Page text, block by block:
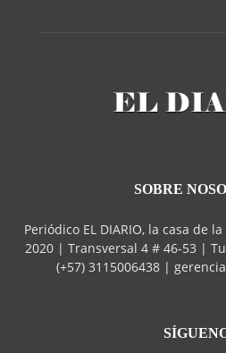
SOBRE
Periódico EL DIARIO, la casa de
2020 | Transversal 4 # 46-53 |
(+57) 3115006438 |